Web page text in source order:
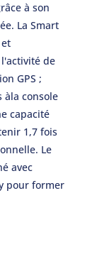
à son
La Smart
de
GPS ;
àla console
capacité
1,7 fois
Le
avec
pour former